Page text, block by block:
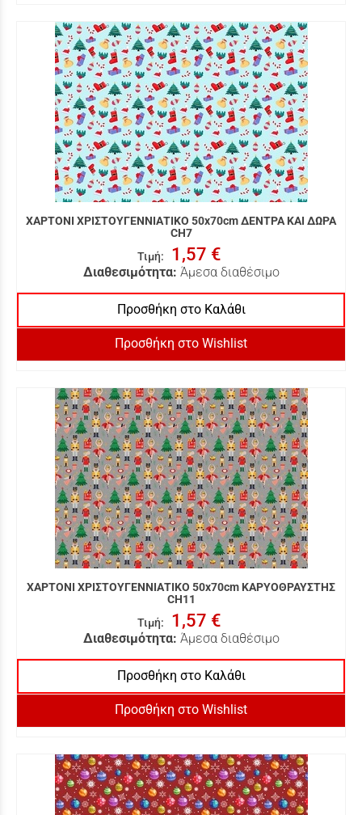
ΧΑΡΤΟΝΙ ΧΡΙΣΤΟΥΓΕΝΝΙΑΤΙΚΟ 50x70cm ΔΕΝΤΡΑ ΚΑΙ ΔΩΡΑ
CH7
Τιμή: 1,57 €
Διαθεσιμότητα: Άμεσα διαθέσιμο
Προσθήκη στο Καλάθι
Προσθήκη στο Wishlist
ΧΑΡΤΟΝΙ ΧΡΙΣΤΟΥΓΕΝΝΙΑΤΙΚΟ 50x70cm ΚΑΡΥΟΘΡΑΥΣΤΗΣ
CH11
Τιμή: 1,57 €
Διαθεσιμότητα: Άμεσα διαθέσιμο
Προσθήκη στο Καλάθι
Προσθήκη στο Wishlist